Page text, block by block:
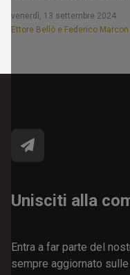
venerdì, 13 settembre 2024
Ettore Bellò e Federico Marcon
Unisciti alla
Entra a far parte del
sempre aggiornato